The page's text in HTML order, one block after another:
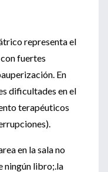
representa el
fuertes
En
dificultades en el
terapéuticos
en la sala no
ningún libro;.la